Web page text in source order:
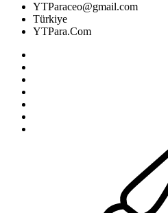
YTParaceo@gmail.com
Türkiye
YTPara.Com